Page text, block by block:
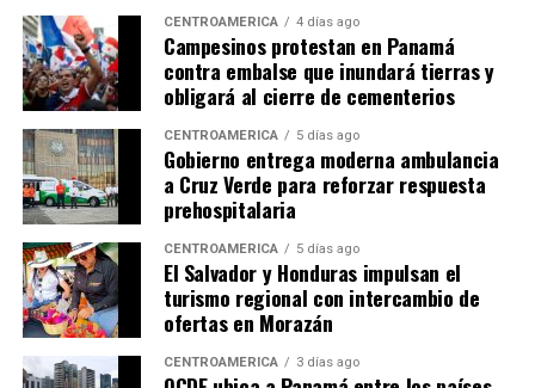
CENTROAMÉRICA 4 días ago
Campesinos protestan en Panamá
contra embalse que inundará tierras y
obligará al cierre de cementerios
CENTROAMÉRICA 5 días ago
Gobierno entrega moderna ambulancia
a Cruz Verde para reforzar respuesta
prehospitalaria
CENTROAMÉRICA 5 días ago
El Salvador y Honduras impulsan el
turismo regional con intercambio de
ofertas en Morazán
CENTROAMÉRICA 3 días ago